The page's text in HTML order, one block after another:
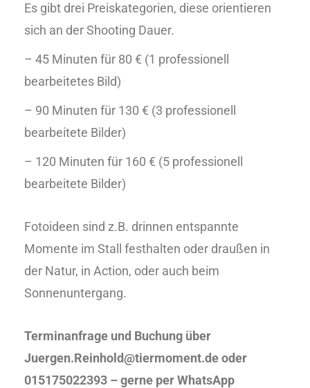
Es gibt drei Preiskategorien, diese orientieren
sich an der Shooting Dauer.
– 45 Minuten für 80 € (1 professionell
bearbeitetes Bild)
– 90 Minuten für 130 € (3 professionell
bearbeitete Bilder)
– 120 Minuten für 160 € (5 professionell
bearbeitete Bilder)
Fotoideen sind z.B. drinnen entspannte
Momente im Stall festhalten oder draußen in
der Natur, in Action, oder auch beim
Sonnenuntergang.
Terminanfrage und Buchung über
Juergen.Reinhold@tiermoment.de oder
015175022393 – gerne per WhatsApp